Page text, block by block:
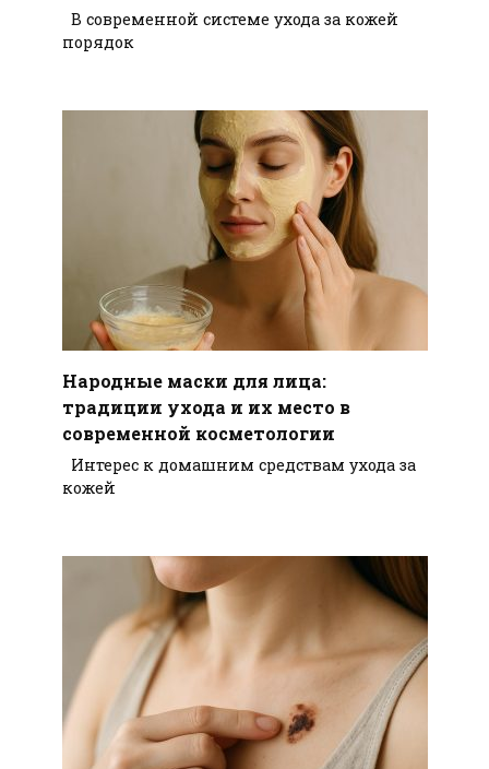
В современной системе ухода за кожей
порядок
Народные маски для лица:
традиции ухода и их место в
современной косметологии
Интерес к домашним средствам ухода за
кожей